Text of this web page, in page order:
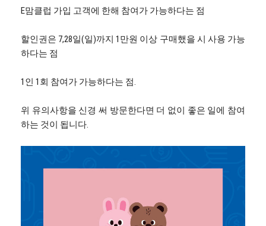
E맘클럽 가입 고객에 한해 참여가 가능하다는 점
할인권은 7,28일(일)까지 1만원 이상 구매했을 시 사용 가능
하다는 점
1인 1회 참여가 가능하다는 점.
위 유의사항을 신경 써 방문한다면 더 없이 좋은 일에 참여
하는 것이 됩니다.